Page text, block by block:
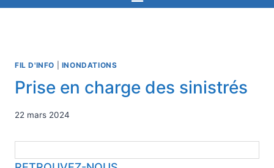
FIL D'INFO INONDATIONS
Prise en charge des sinistrés
22 mars 2024